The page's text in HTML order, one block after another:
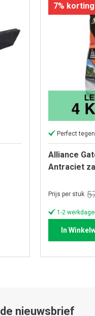
7% korting
Perfect
Alliance
Antraciet
Prijs per stuk
1-2
In
nieuwsbrief